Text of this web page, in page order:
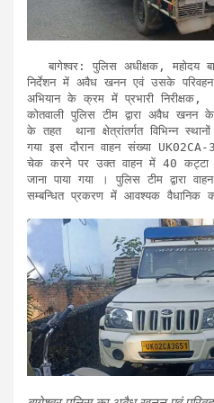
निर्देशन में अवैध खनन एवं उसके
अभियान के क्रम में प्रभारी निरीक्षक,
कोतवाली पुलिस टीम द्वारा अवैध खनन
के तहत  थाना क्षेत्रांतर्गत विभिन्न
गया इस दौरान वाहन संख्या
चेक करने पर उक्त वाहन में 40 कट्टा
जाना पाया गया । पुलिस टीम द्वारा
सम्बन्धित प्रकरण में आवश्यक वैधानिक